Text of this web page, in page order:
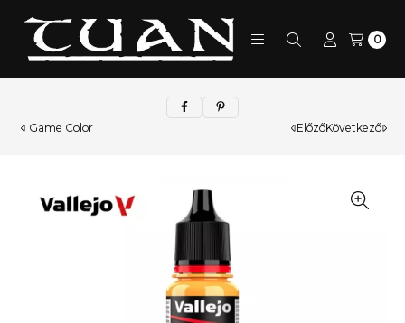
0
Game Color ElőzőKövetkező